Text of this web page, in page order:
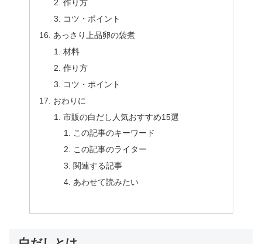
作り方
コツ・ポイント
あっさり上品卵の袋煮
材料
作り方
コツ・ポイント
おわりに
市販の白だし人気おすすめ15選
この記事のキーワード
この記事のライター
関連する記事
あわせて読みたい